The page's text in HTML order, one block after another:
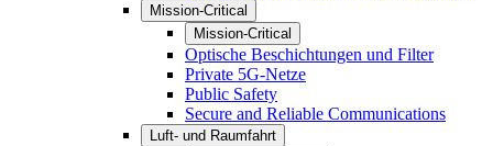
Mission-Critical
Mission-Critical
Optische Beschichtungen und Filter
Private 5G-Netze
Public Safety
Secure and Reliable Communications
Luft- und Raumfahrt